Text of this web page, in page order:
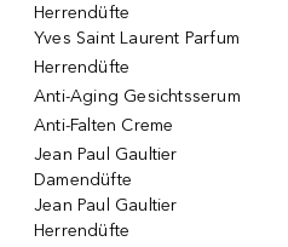
Herrendüfte
Yves Saint Laurent Parfum
Herrendüfte
Anti-Aging Gesichtsserum
Anti-Falten Creme
Jean Paul Gaultier
Damendüfte
Jean Paul Gaultier
Herrendüfte